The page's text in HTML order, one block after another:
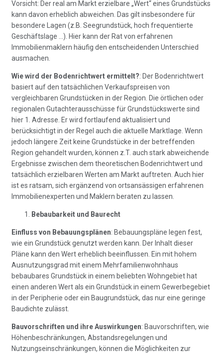
Vorsicht: Der real am Markt erzielbare „Wert“ eines Grundstücks
kann davon erheblich abweichen. Das gilt insbesondere für
besondere Lagen (z.B. Seegrundstück, hoch frequentierte
Geschäftslage …). Hier kann der Rat von erfahrenen
Immobilienmaklern häufig den entscheidenden Unterschied
ausmachen.
Wie wird der Bodenrichtwert ermittelt?: Der Bodenrichtwert
basiert auf den tatsächlichen Verkaufspreisen von
vergleichbaren Grundstücken in der Region. Die örtlichen oder
regionalen Gutachterausschüsse für Grundstückswerte sind
hier 1. Adresse. Er wird fortlaufend aktualisiert und
berücksichtigt in der Regel auch die aktuelle Marktlage. Wenn
jedoch längere Zeit keine Grundstücke in der betreffenden
Region gehandelt wurden, können z.T. auch stark abweichende
Ergebnisse zwischen dem theoretischen Bodenrichtwert und
tatsächlich erzielbaren Werten am Markt auftreten. Auch hier
ist es ratsam, sich ergänzend von ortsansässigen erfahrenen
Immobilienexperten und Maklern beraten zu lassen.
Bebaubarkeit und Baurecht
Einfluss von Bebauungsplänen: Bebauungspläne legen fest,
wie ein Grundstück genutzt werden kann. Der Inhalt dieser
Pläne kann den Wert erheblich beeinflussen. Ein mit hohem
Ausnutzungsgrad mit einem Mehrfamilienwohnhaus
bebaubares Grundstück in einem beliebten Wohngebiet hat
einen anderen Wert als ein Grundstück in einem Gewerbegebiet
in der Peripherie oder ein Baugrundstück, das nur eine geringe
Baudichte zulässt.
Bauvorschriften und ihre Auswirkungen: Bauvorschriften, wie
Höhenbeschränkungen, Abstandsregelungen und
Nutzungseinschränkungen, können die Möglichkeiten zur